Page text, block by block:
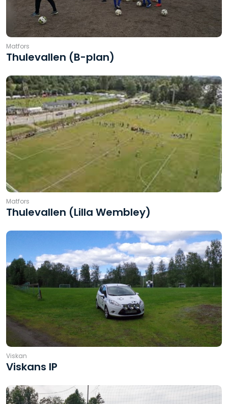
Matfors
Thulevallen (B-plan)
Matfors
Thulevallen (Lilla Wembley)
Viskan
Viskans IP